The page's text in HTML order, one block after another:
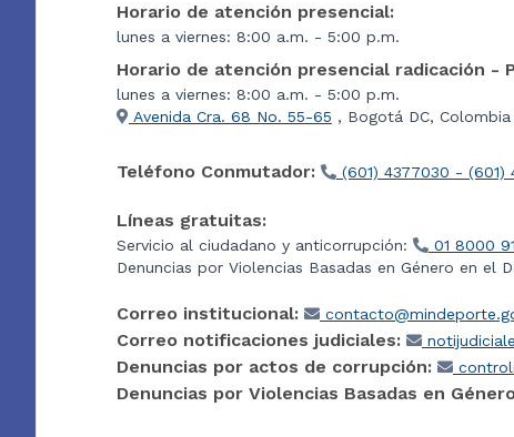
Horario de atención presencial:
lunes a viernes: 8:00 a.m. - 5:00 p.m.
Horario de atención presencial radicación -
lunes a viernes: 8:00 a.m. - 5:00 p.m.
Avenida Cra. 68 No. 55-65 , Bogotá DC, Colombia
Teléfono Conmutador: (601) 4377030 - (601)
Líneas gratuitas:
Servicio al ciudadano y anticorrupción:
01 8000
Denuncias por Violencias Basadas en Género en el
Correo institucional:
Correo notificaciones judiciales:
Denuncias por actos de corrupción:
Denuncias por Violencias Basadas en